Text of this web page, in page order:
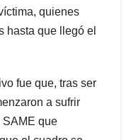
quienes
hasta que llegó el
fue que, tras ser
a sufrir
que